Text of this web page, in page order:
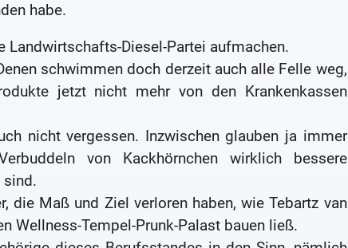
habe.
Landwirtschafts-Diesel-Partei aufmachen.
schwimmen doch derzeit auch alle Felle weg,
jetzt nicht mehr von den Krankenkassen
nicht vergessen. Inzwischen glauben ja immer
von Kackhörnchen wirklich bessere
sind.
die Maß und Ziel verloren haben, wie Tebartz van
Wellness-Tempel-Prunk-Palast bauen ließ.